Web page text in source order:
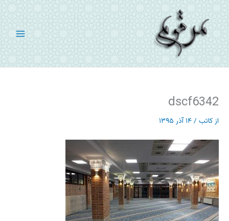
پرش
به
محتوا
dscf6342
از کاتب /۱۴ آذر ۱۳۹۵